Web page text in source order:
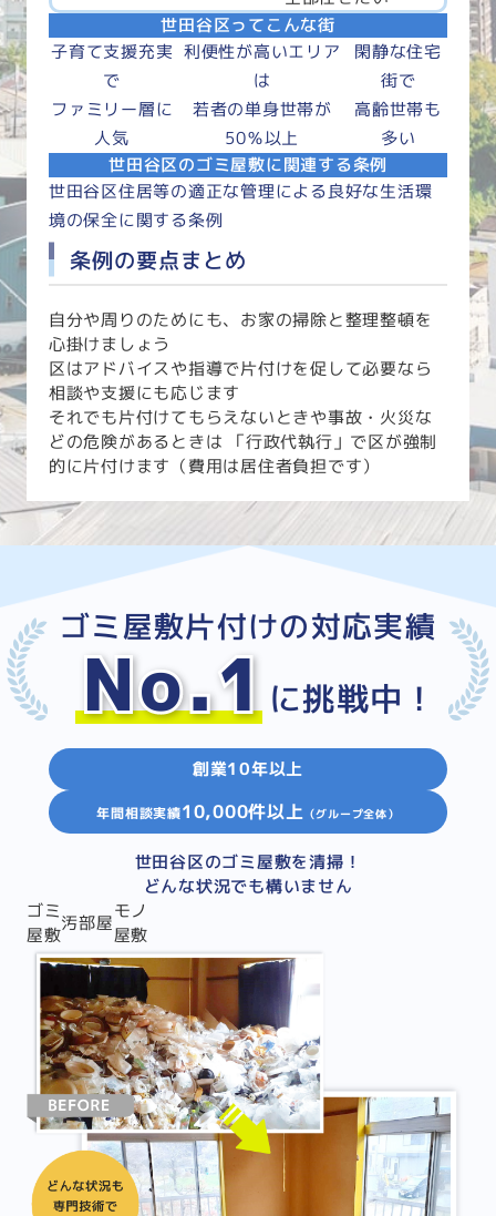
世田谷区ってこんな街
子育て支援充実
で
ファミリー層に
人気
利便性が高いエリア
は
若者の単身世帯が
50％以上
閑静な住宅
街で
高齢世帯も
多い
世田谷区のゴミ屋敷に関連する条例
世田谷区住居等の適正な管理による良好な生活環
境の保全に関する条例
条例の要点まとめ
自分や周りのためにも、お家の掃除と整理整頓を
心掛けましょう
区はアドバイスや指導で片付けを促して必要なら
相談や支援にも応じます
それでも片付けてもらえないときや事故・火災な
どの危険があるときは 「行政代執行」で区が強制
的に片付けます（費用は居住者負担です）
ゴミ屋敷片付けの対応実績
No.1 に挑戦中！
創業10年以上
年間相談実績10,000件以上 （グループ全体）
世田谷区のゴミ屋敷を清掃！
どんな状況でも構いません
ゴミ
屋敷
汚部屋
モノ
屋敷